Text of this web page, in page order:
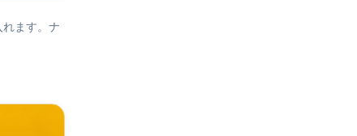
ます。ナ